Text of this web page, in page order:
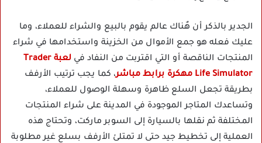
الجدير بالذكر أن هٌناك عالم يقوم بالبيع والشراء للعملاء، وما
عليك فعله هو جمع الأموال من الخزينة واستخدامها في شراء
المنتجات الناقصة أو التي اقتربت من النفاد في
لعبة Trader
Life Simulator مهكرة برابط مباشر
، كما يجب ترتيب الأرفف
بطريقة تجعل السلع ظاهرة وسهلة الوصول للعملاء،
وتساعدك المتاجر الموجودة في المدينة على شراء المنتجات
المختلفة ثم نقلها بالسيارة إلى السوبر ماركت، وتحتاج هذه
العملية إلى تخطيط جيد حتى لا تمتلئ الأرفف بسلع غير مطلوبة